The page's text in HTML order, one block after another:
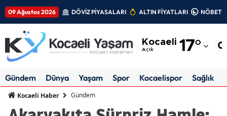
09 Ağustos 2026 DÖVİZ PİYASALARI ALTIN FİYATLARI
Kocaeli
Açık 17°
Adıyaman
Amasya
Gündem Dünya Yaşam Spor Kocaelispor Sağlık
Kocaeli Haber Gündem